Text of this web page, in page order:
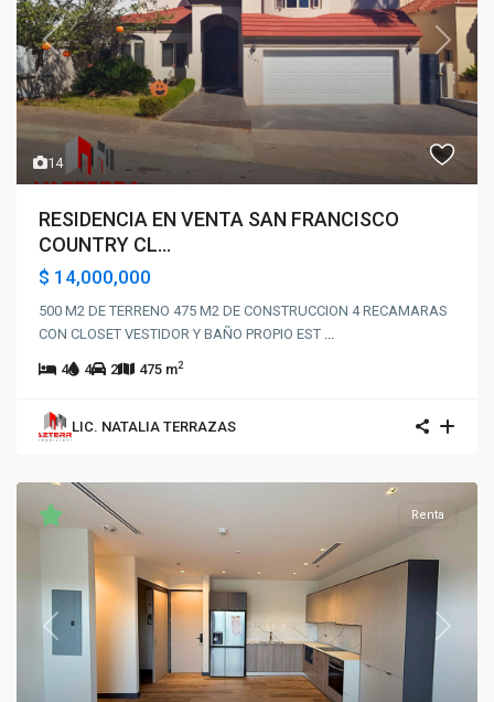
14
Previous Next
RESIDENCIA EN VENTA SAN FRANCISCO
COUNTRY CL...
$ 14,000,000
500 M2 DE TERRENO 475 M2 DE CONSTRUCCION 4 RECAMARAS
CON CLOSET VESTIDOR Y BAÑO PROPIO EST
4 4 2 475 m2
LIC. NATALIA TERRAZAS
Previous Next
Renta